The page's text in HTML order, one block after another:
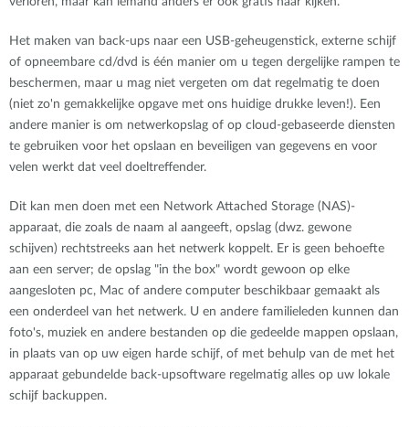
Het maken van back-ups naar een USB-geheugenstick, externe schijf
of opneembare cd/dvd is één manier om u tegen dergelijke rampen te
beschermen, maar u mag niet vergeten om dat regelmatig te doen
(niet zo'n gemakkelijke opgave met ons huidige drukke leven!). Een
andere manier is om netwerkopslag of op cloud-gebaseerde diensten
te gebruiken voor het opslaan en beveiligen van gegevens en voor
velen werkt dat veel doeltreffender.
Dit kan men doen met een Network Attached Storage (NAS)-
apparaat, die zoals de naam al aangeeft, opslag (dwz. gewone
schijven) rechtstreeks aan het netwerk koppelt. Er is geen behoefte
aan een server; de opslag "in the box" wordt gewoon op elke
aangesloten pc, Mac of andere computer beschikbaar gemaakt als
een onderdeel van het netwerk. U en andere familieleden kunnen dan
foto's, muziek en andere bestanden op die gedeelde mappen opslaan,
in plaats van op uw eigen harde schijf, of met behulp van de met het
apparaat gebundelde back-upsoftware regelmatig alles op uw lokale
schijf backuppen.